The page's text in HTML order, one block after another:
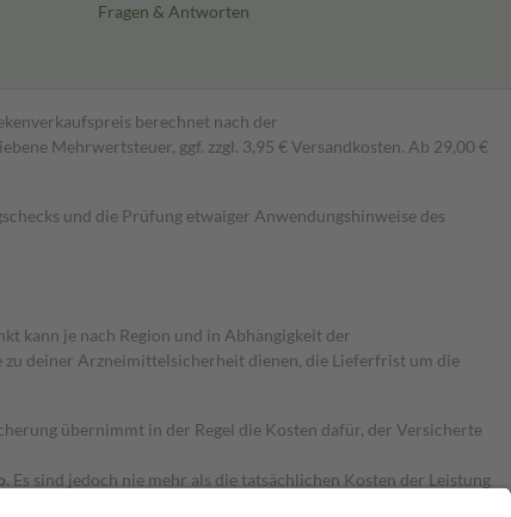
Fragen & Antworten
berechnet nach der
Mehrwertsteuer, ggf. zzgl. 3,95 € Versandkosten. Ab 29,00 €
und die Prüfung etwaiger Anwendungshinweise des
kann je nach Region und in Abhängigkeit der
deiner Arzneimittelsicherheit dienen, die Lieferfrist um die
übernimmt in der Regel die Kosten dafür, der Versicherte
Es sind jedoch nie mehr als die tatsächlichen Kosten der Leistung